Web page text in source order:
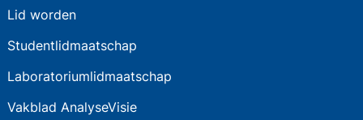
Lid worden
Studentlidmaatschap
Laboratoriumlidmaatschap
Vakblad AnalyseVisie